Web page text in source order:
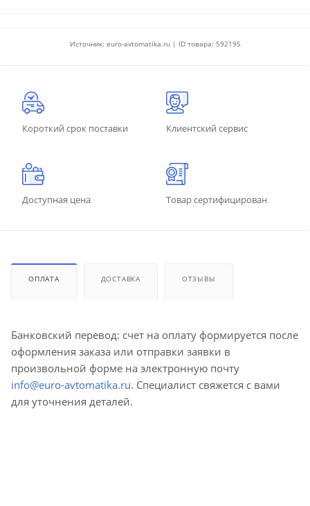
Источник: euro-avtomatika.ru | ID товара: 592195
Короткий срок поставки Клиентский сервис
Доступная цена Товар сертифицирован
ОПЛАТА ДОСТАВКА ОТЗЫВЫ
Банковский перевод: счет на оплату формируется после
оформления заказа или отправки заявки в
произвольной форме на электронную почту
info@euro-avtomatika.ru. Специалист свяжется с вами
для уточнения деталей.